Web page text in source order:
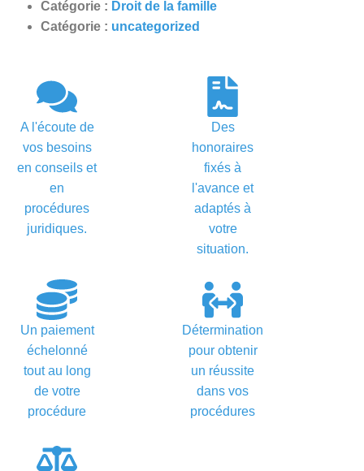
Catégorie : Droit de la famille
Catégorie : uncategorized
A l'écoute de
vos besoins
en conseils et
en
procédures
juridiques.
Des
honoraires
fixés à
l'avance et
adaptés à
votre
situation.
Un paiement
échelonné
tout au long
de votre
procédure
Détermination
pour obtenir
un réussite
dans vos
procédures